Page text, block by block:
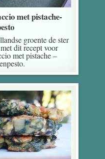
met pistache-
groente de ster
dit recept voor
met pistache –